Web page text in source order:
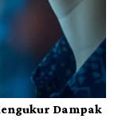
Dampak